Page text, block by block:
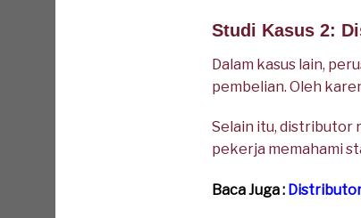
Studi Kasus 2:
Dalam kasus lain,
pembelian. Oleh
Selain itu, distributor
pekerja memahami
Baca Juga :